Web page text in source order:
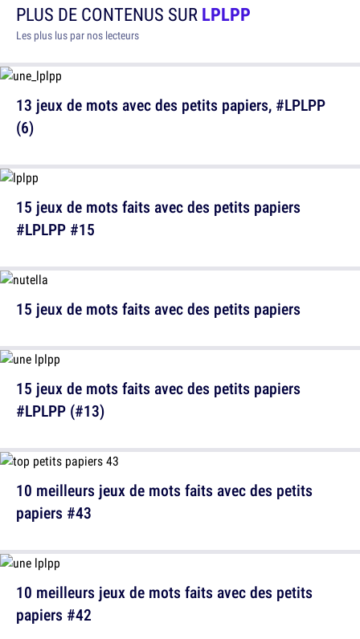
PLUS DE CONTENUS SURLPLPP
Les plus lus par nos lecteurs
13 jeux de mots avec des petits papiers, #LPLPP
(6)
15 jeux de mots faits avec des petits papiers
10 meilleurs jeux de mots faits avec des petits
papiers #43
15 jeux de mots faits avec des petits papiers
#LPLPP #15
15 jeux de mots faits avec des petits papiers
#LPLPP (#13)
10 meilleurs jeux de mots faits avec des petits
papiers #42